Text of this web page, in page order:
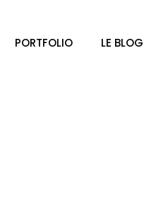
PORTFOLIO LE BLOG